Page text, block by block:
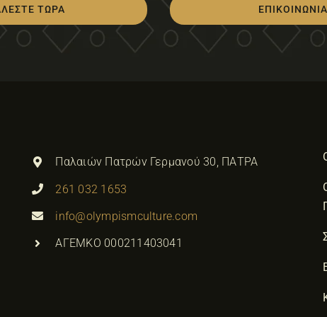
ΤΩΡΑ ΕΠΙΚΟΙΝΩΝΙΑ
Παλαιών Πατρών Γερμανού 30, ΠΑΤΡΑ
261 032 1653
info@olympismculture.com
ΑΓΕΜΚΟ 000211403041